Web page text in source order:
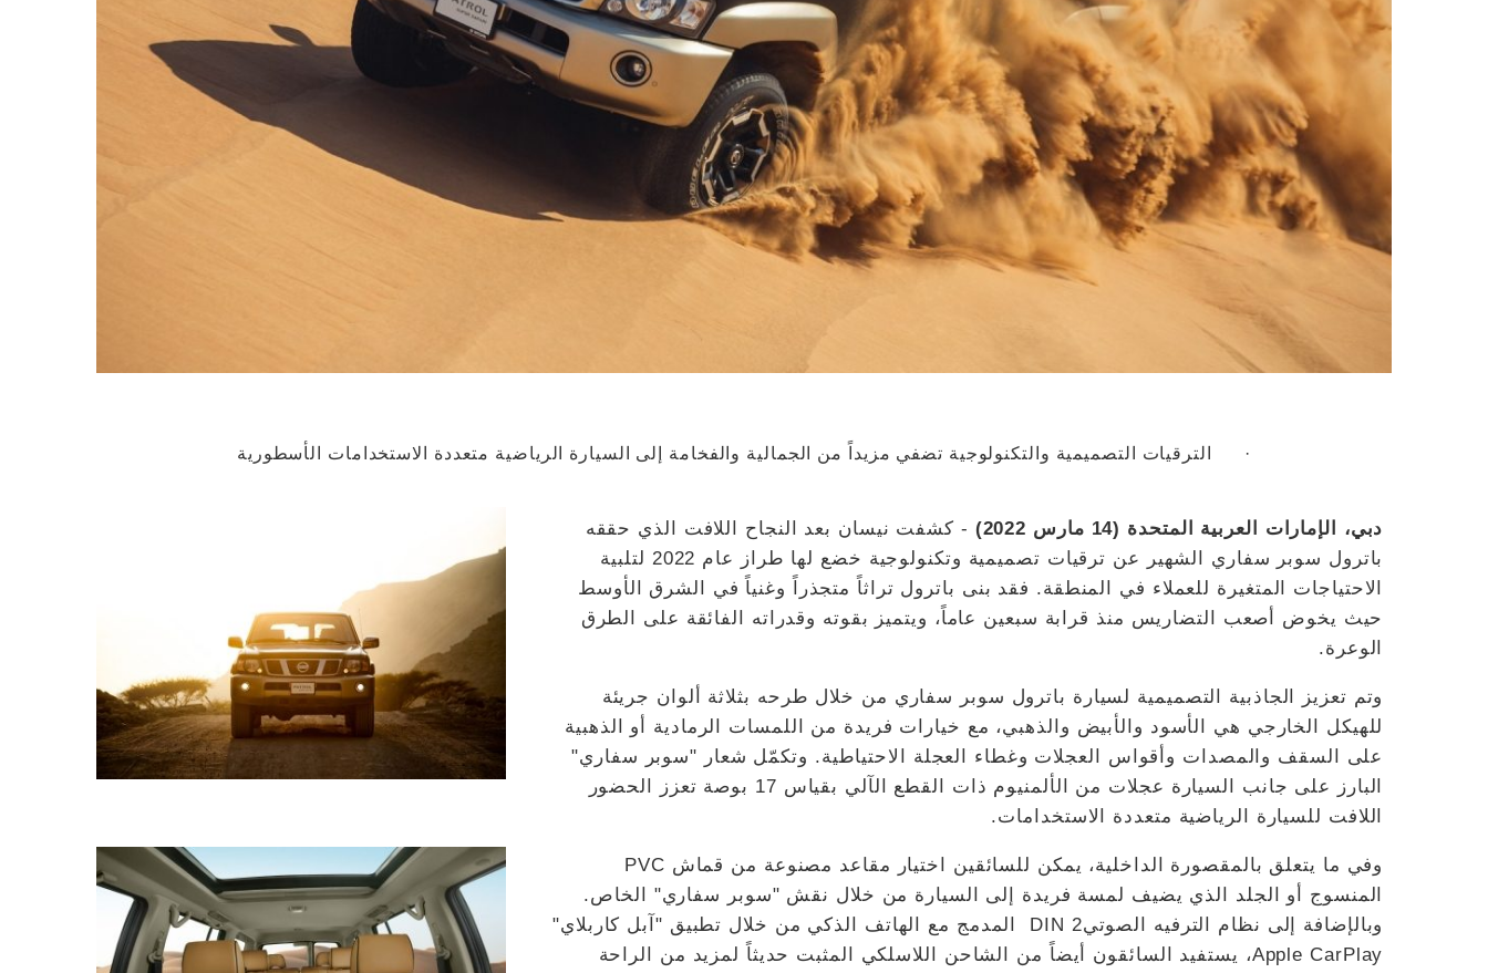
· الترقيات التصميمية والتكنولوجية تضفي مزيداً من الجمالية والفخامة إلى السيارة الرياضية متعددة الاستخدامات الأسطورية
دبي، الإمارات العربية المتحدة (14 مارس 2022)
- كشفت نيسان بعد النجاح اللافت الذي حققه
باترول سوبر سفاري الشهير عن ترقيات تصميمية وتكنولوجية خضع لها طراز عام 2022 لتلبية
الاحتياجات المتغيرة للعملاء في المنطقة. فقد بنى باترول تراثاً متجذراً وغنياً في الشرق الأوسط
حيث يخوض أصعب التضاريس منذ قرابة سبعين عاماً، ويتميز بقوته وقدراته الفائقة على الطرق
الوعرة.
وتم تعزيز الجاذبية التصميمية لسيارة باترول سوبر سفاري من خلال طرحه بثلاثة ألوان جريئة
للهيكل الخارجي هي الأسود والأبيض والذهبي، مع خيارات فريدة من اللمسات الرمادية أو الذهبية
على السقف والمصدات وأقواس العجلات وغطاء العجلة الاحتياطية. وتكمّل شعار "سوبر سفاري"
البارز على جانب السيارة عجلات من الألمنيوم ذات القطع الآلي بقياس 17 بوصة تعزز الحضور
اللافت للسيارة الرياضية متعددة الاستخدامات.
وفي ما يتعلق بالمقصورة الداخلية، يمكن للسائقين اختيار مقاعد مصنوعة من قماش PVC
المنسوج أو الجلد الذي يضيف لمسة فريدة إلى السيارة من خلال نقش "سوبر سفاري" الخاص.
وبالإضافة إلى نظام الترفيه الصوتي2 DIN المدمج مع الهاتف الذكي من خلال تطبيق "آبل كاربلاي"
Apple CarPlay، يستفيد السائقون أيضاً من الشاحن اللاسلكي المثبت حديثاً لمزيد من الراحة